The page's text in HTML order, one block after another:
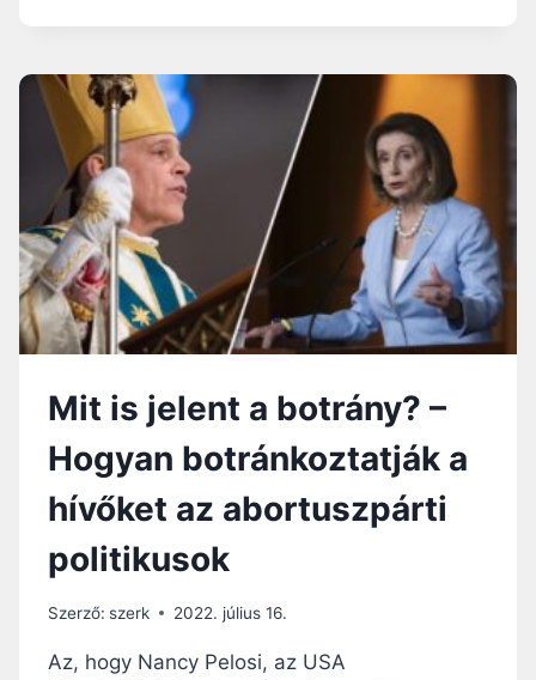
C
H
A
R
S
Z
T
I
A
V
A
Ó
D
I
S
D
J
T
Mit is jelent a botrány? –
Hogyan botránkoztatják a
hívőket az abortuszpárti
politikusok
Szerző: szerk 2022. július 16.
Az, hogy Nancy Pelosi, az USA